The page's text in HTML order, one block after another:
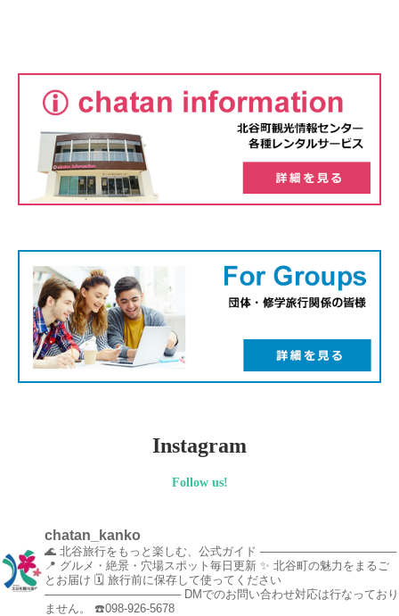
Instagram
Follow us!
chatan_kanko
🌊 北谷旅行をもっと楽しむ、公式ガイド ─────────────────
📍 グルメ・絶景・穴場スポット毎日更新 ✨ 北谷町の魅力をまるご
とお届け 🗓️ 旅行前に保存して使ってください
─────────────────DMでのお問い合わせ対応は行なっており
ません。
☎️098-926-5678